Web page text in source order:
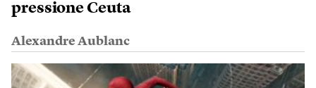
pressione Ceuta
Alexandre Aublanc